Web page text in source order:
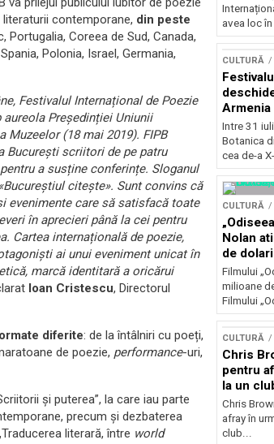
contemporane, din peste
Portugalia, Coreea de Sud, Canada,
Polonia, Israel, Germania,
Festivalul Internațional de Poezie
aureola Președinției Uniunii
Muzeelor (18 mai 2019). FIPB
București scriitori de pe patru
a susține conferințe. Sloganul
citește». Sunt convins că
evenimente care să satisfacă toate
în aprecieri până la cei pentru
Cartea internațională de poezie,
ai unui eveniment unicat în
marcă identitară a oricărui
Ioan Cristescu, Directorul
diferite: de la întâlniri cu poeți,
de poezie, performance-uri,
și puterea”, la care iau parte
precum și dezbaterea
literară, între world
avea loc în
CULTURĂ
august,
Intre 31
Botanica
cea de-a X-
CULTURĂ
Nolan
de
Filmului
milioane
Filmului
CULTURĂ
Chris
pentru
la un
Chris
afray în
club...